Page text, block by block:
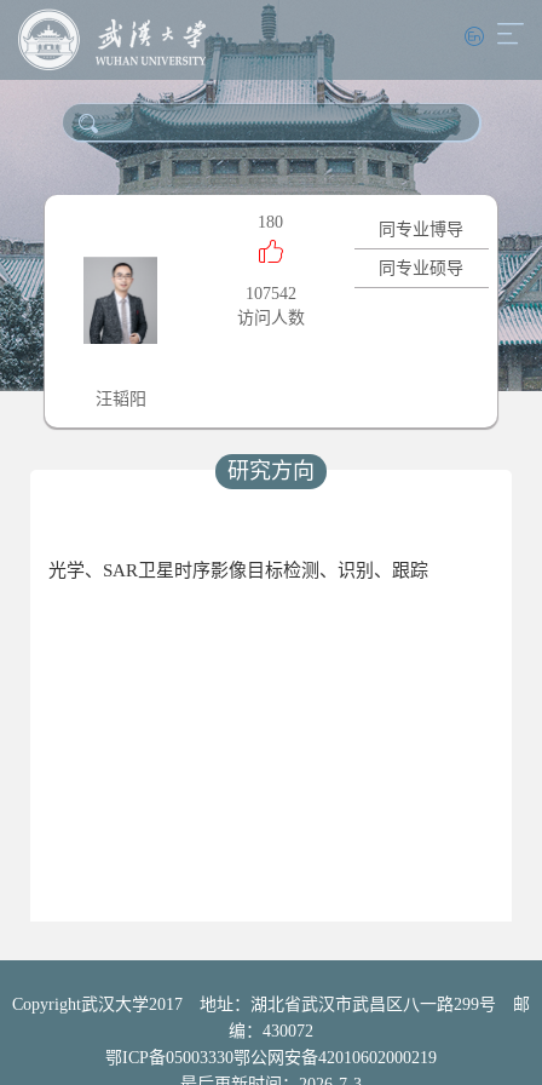
汪韬阳
180
107542
访问人数
同专业博导
同专业硕导
研究方向
光学、SAR卫星时序影像目标检测、识别、跟踪
Copyright武汉大学2017 地址：湖北省武汉市武昌区八一路299号 邮
编：430072
鄂ICP备05003330鄂公网安备42010602000219